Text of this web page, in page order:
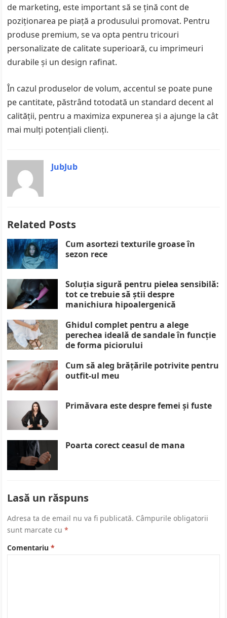
de marketing, este important să se țină cont de
poziționarea pe piață a produsului promovat. Pentru
produse premium, se va opta pentru tricouri
personalizate de calitate superioară, cu imprimeuri
durabile și un design rafinat.
În cazul produselor de volum, accentul se poate pune
pe cantitate, păstrând totodată un standard decent al
calității, pentru a maximiza expunerea și a ajunge la cât
mai mulți potențiali clienți.
JubJub
Related Posts
Cum asortezi texturile groase în
sezon rece
Soluția sigură pentru pielea sensibilă:
tot ce trebuie să știi despre
manichiura hipoalergenică
Ghidul complet pentru a alege
perechea ideală de sandale în funcție
de forma piciorului
Cum să aleg brățările potrivite pentru
outfit-ul meu
Primăvara este despre femei și fuste
Poarta corect ceasul de mana
Lasă un răspuns
Adresa ta de email nu va fi publicată. Câmpurile obligatorii
sunt marcate cu*
Comentariu*